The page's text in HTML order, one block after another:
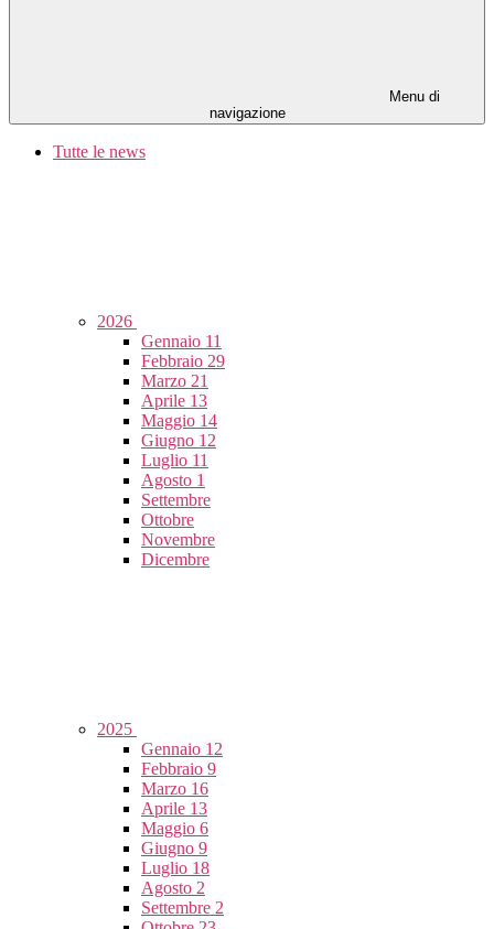
Menu di
navigazione
Tutte le news
2026
Gennaio 11
Febbraio 29
Marzo 21
Aprile 13
Maggio 14
Giugno 12
Luglio 11
Agosto 1
Settembre
Ottobre
Novembre
Dicembre
2025
Gennaio 12
Febbraio 9
Marzo 16
Aprile 13
Maggio 6
Giugno 9
Luglio 18
Agosto 2
Settembre 2